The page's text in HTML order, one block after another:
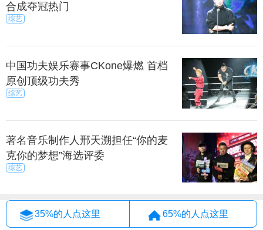
合成夺冠热门
综艺
中国功夫娱乐赛事CKone爆燃 首档
原创顶级功夫秀
综艺
著名音乐制作人邢天溯担任“你的麦
克你的梦想”海选评委
综艺
35%的人点这里 65%的人点这里